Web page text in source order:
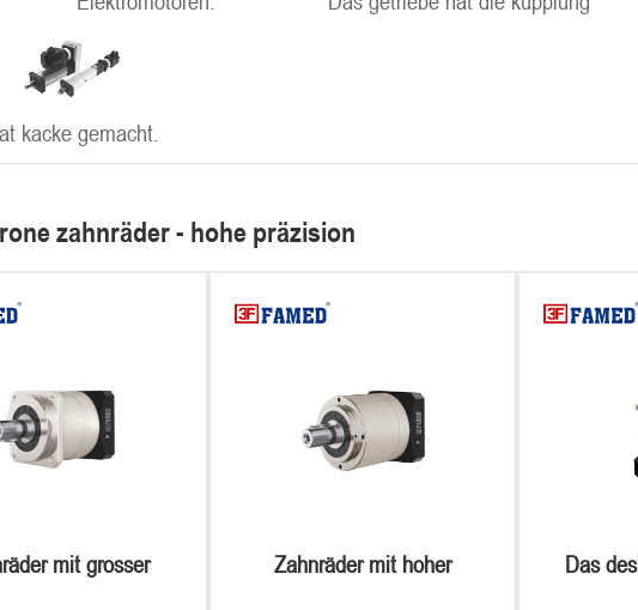
kacke gemacht.
zahnräder - hohe präzision
mit grosser
Zahnräder mit hoher
Das